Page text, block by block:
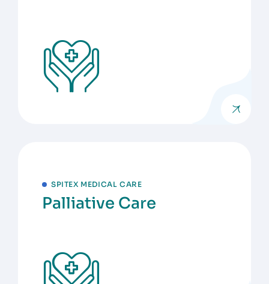
SPITEX MEDICAL CARE
Palliative Care